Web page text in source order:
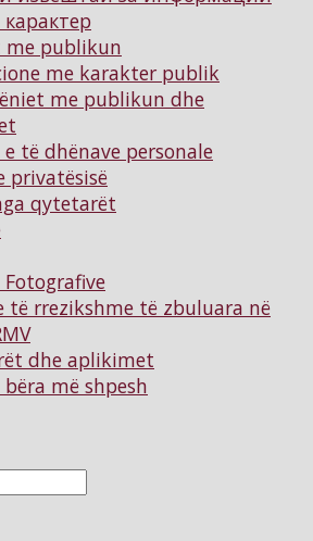
me publikun
me karakter publik
me publikun dhe
të dhënave personale
privatësisë
qytetarët
Fotografive
të rrezikshme të zbuluara në
dhe aplikimet
më shpesh